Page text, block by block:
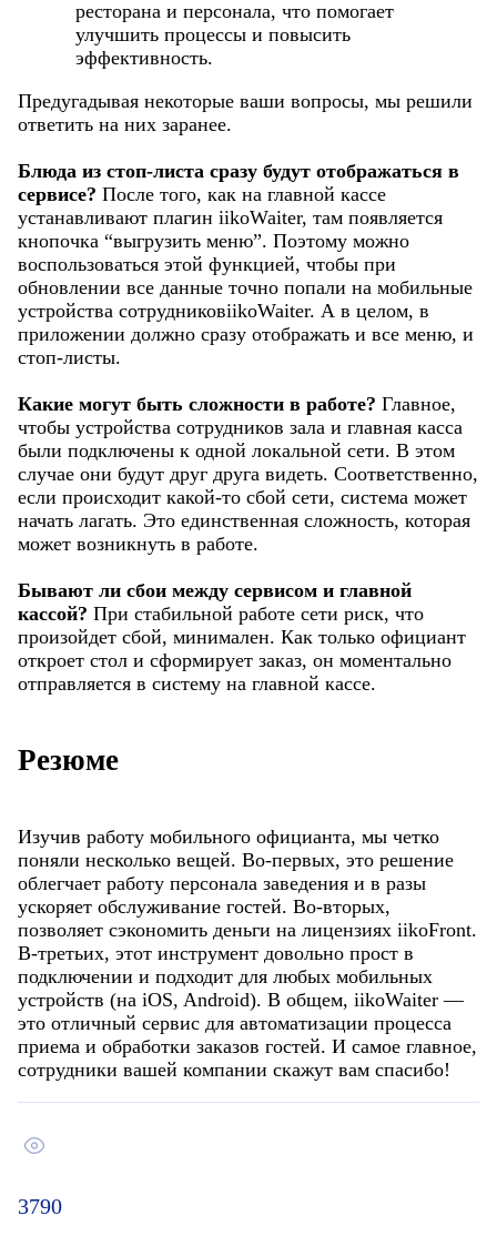
ресторана и персонала, что помогает
улучшить процессы и повысить
эффективность.
Предугадывая некоторые ваши вопросы, мы решили
ответить на них заранее.
Блюда из стоп-листа сразу будут отображаться в
сервисе? После того, как на главной кассе
устанавливают плагин iikoWaiter, там появляется
кнопочка “выгрузить меню”. Поэтому можно
воспользоваться этой функцией, чтобы при
обновлении все данные точно попали на мобильные
устройства сотрудниковiikoWaiter. А в целом, в
приложении должно сразу отображать и все меню, и
стоп-листы.
Какие могут быть сложности в работе? Главное,
чтобы устройства сотрудников зала и главная касса
были подключены к одной локальной сети. В этом
случае они будут друг друга видеть. Соответственно,
если происходит какой-то сбой сети, система может
начать лагать. Это единственная сложность, которая
может возникнуть в работе.
Бывают ли сбои между сервисом и главной
кассой? При стабильной работе сети риск, что
произойдет сбой, минимален. Как только официант
откроет стол и сформирует заказ, он моментально
отправляется в систему на главной кассе.
Резюме
Изучив работу мобильного официанта, мы четко
поняли несколько вещей. Во-первых, это решение
облегчает работу персонала заведения и в разы
ускоряет обслуживание гостей. Во-вторых,
позволяет сэкономить деньги на лицензиях iikoFront.
В-третьих, этот инструмент довольно прост в
подключении и подходит для любых мобильных
устройств (на iOS, Android). В общем, iikoWaiter —
это отличный сервис для автоматизации процесса
приема и обработки заказов гостей. И самое главное,
сотрудники вашей компании скажут вам спасибо!
3790